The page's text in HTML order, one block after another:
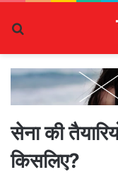
सेना की
किसलिए?